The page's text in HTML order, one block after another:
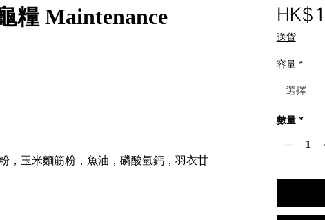
糧 Maintenance
，玉米麵筋粉，魚油，磷酸氫鈣，羽衣甘
送貨
容量 *
選擇
數量 *